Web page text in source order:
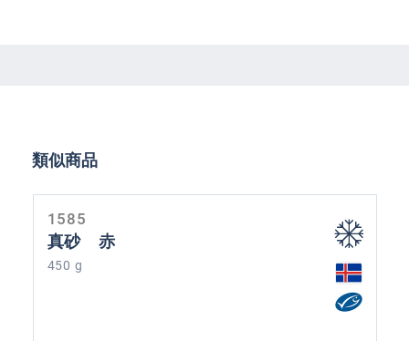
Skip product gallery
類似商品
1585
真砂 赤
450 g